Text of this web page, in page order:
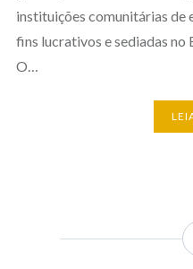
instituições comunitárias de
fins lucrativos e sediadas no
O…